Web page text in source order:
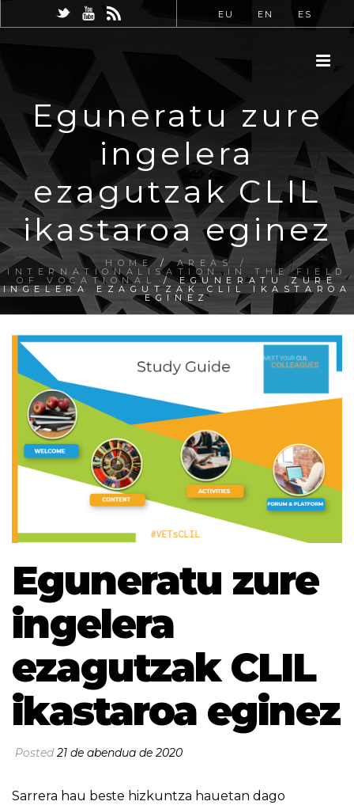
EU EN ES
Eguneratu zure
ingelera
ezagutzak CLIL
ikastaroa eginez
HOME/AREAS /
INTERNATIONALISATION IN THE FIELD
OF VOCATIONAL / EGUNERATU ZURE
INGELERA EZAGUTZAK CLIL IKASTAROA
EGINEZ
Eguneratu zure
ingelera
ezagutzak CLIL
ikastaroa eginez
Posted21 de abendua de 2020
Sarrera hau beste hizkuntza hauetan dago